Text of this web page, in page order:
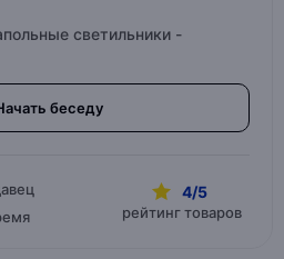
светильники -
беседу
4/5
рейтинг товаров